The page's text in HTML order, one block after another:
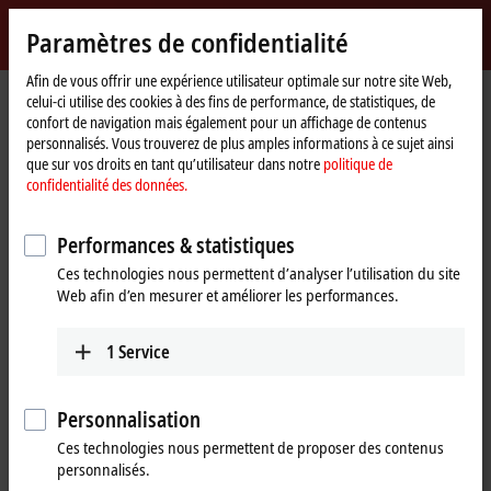
Beckhoff
-
New
Automation
Technology
myBeckhoff
Page
d'accueil
Entreprise
Nouveautés
System-integrated solution for explosion protection requirements
Si vous cliquez sur « Accepter », nous affichons la vidéo et
adaptons les paramètres de confidentialité tout en chargeant des
contenus tiers à partir de Vimeo. Veuillez vous référer ici à notre
politique de confidentialité des données.
Nov 28, 2017
Paramètres de confidentialité
Afin de vous offrir une expérience utilisateur optimale sur notre site Web,
celui-ci utilise des cookies à des fins de performance, de statistiques, de
confort de navigation mais également pour un affichage de contenus
personnalisés. Vous trouverez de plus amples informations à ce sujet ainsi
que sur vos droits en tant qu’utilisateur dans notre politique de
confidentialité des données.
Performances & statistiques
Ces technologies nous permettent d’analyser l’utilisation du site
Web afin d’en mesurer et améliorer les performances.
1 Service
Personnalisation
Ces technologies nous permettent de proposer des contenus
personnalisés.